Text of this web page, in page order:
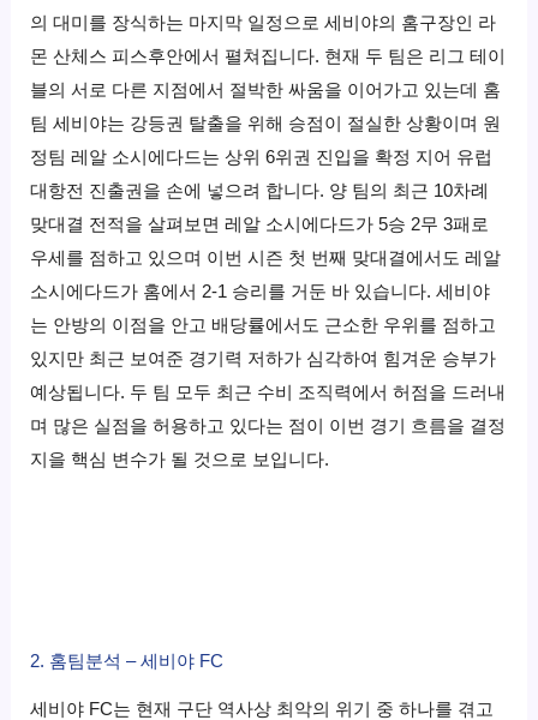
의 대미를 장식하는 마지막 일정으로 세비야의 홈구장인 라
몬 산체스 피스후안에서 펼쳐집니다. 현재 두 팀은 리그 테이
블의 서로 다른 지점에서 절박한 싸움을 이어가고 있는데 홈
팀 세비야는 강등권 탈출을 위해 승점이 절실한 상황이며 원
정팀 레알 소시에다드는 상위 6위권 진입을 확정 지어 유럽
대항전 진출권을 손에 넣으려 합니다. 양 팀의 최근 10차례
맞대결 전적을 살펴보면 레알 소시에다드가 5승 2무 3패로
우세를 점하고 있으며 이번 시즌 첫 번째 맞대결에서도 레알
소시에다드가 홈에서 2-1 승리를 거둔 바 있습니다. 세비야
는 안방의 이점을 안고 배당률에서도 근소한 우위를 점하고
있지만 최근 보여준 경기력 저하가 심각하여 힘겨운 승부가
예상됩니다. 두 팀 모두 최근 수비 조직력에서 허점을 드러내
며 많은 실점을 허용하고 있다는 점이 이번 경기 흐름을 결정
지을 핵심 변수가 될 것으로 보입니다.
2. 홈팀분석 – 세비야 FC
세비야 FC는 현재 구단 역사상 최악의 위기 중 하나를 겪고